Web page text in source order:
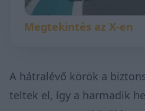
Megtekintés az X-en
A hátralévő körök a
teltek el, így a harmadik